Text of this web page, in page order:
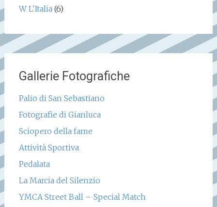
W L'Italia(6)
Gallerie Fotografiche
Palio di San Sebastiano
Fotografie di Gianluca
Sciopero della fame
Attività Sportiva
Pedalata
La Marcia del Silenzio
YMCA Street Ball – Special Match